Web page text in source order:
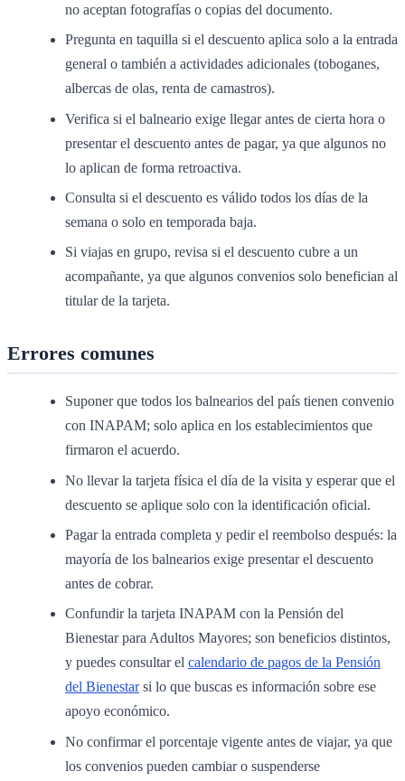
no aceptan fotografías o copias del documento.
Pregunta en taquilla si el descuento aplica solo a la entrada
general o también a actividades adicionales (toboganes,
albercas de olas, renta de camastros).
Verifica si el balneario exige llegar antes de cierta hora o
presentar el descuento antes de pagar, ya que algunos no
lo aplican de forma retroactiva.
Consulta si el descuento es válido todos los días de la
semana o solo en temporada baja.
Si viajas en grupo, revisa si el descuento cubre a un
acompañante, ya que algunos convenios solo benefician al
titular de la tarjeta.
Errores comunes
Suponer que todos los balnearios del país tienen convenio
con INAPAM; solo aplica en los establecimientos que
firmaron el acuerdo.
No llevar la tarjeta física el día de la visita y esperar que el
descuento se aplique solo con la identificación oficial.
Pagar la entrada completa y pedir el reembolso después: la
mayoría de los balnearios exige presentar el descuento
antes de cobrar.
Confundir la tarjeta INAPAM con la Pensión del
Bienestar para Adultos Mayores; son beneficios distintos,
y puedes consultar el calendario de pagos de la Pensión
del Bienestarsi lo que buscas es información sobre ese
apoyo económico.
No confirmar el porcentaje vigente antes de viajar, ya que
los convenios pueden cambiar o suspenderse